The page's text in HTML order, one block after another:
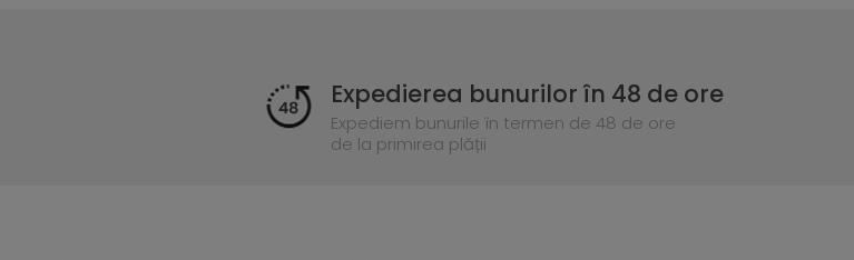
Expedierea bunurilor în 48 de ore
Expediem bunurile în termen de 48 de ore
de la primirea plății